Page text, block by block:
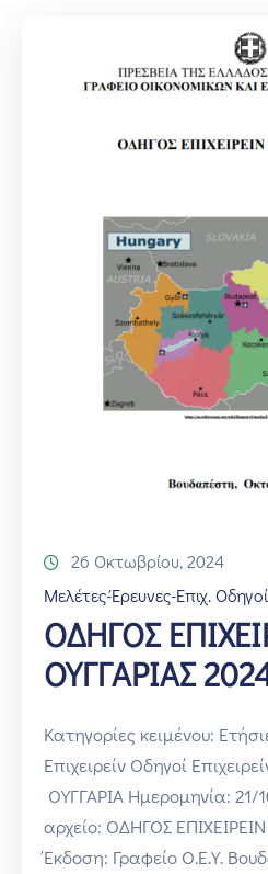
26 Οκτωβρίου, 2024
Μελέτες-Έρευνες-Επιχ. Οδηγοί
ΟΔΗΓΟΣ
ΟΥΓΓΑΡΙΑΣ
Κατηγορίες κειμένου:
Επιχειρείν Οδηγοί
ΟΥΓΓΑΡΙΑ Ημερομηνία:
αρχείο: ΟΔΗΓΟΣ
Έκδοση: Γραφείο Ο.Ε.Υ.